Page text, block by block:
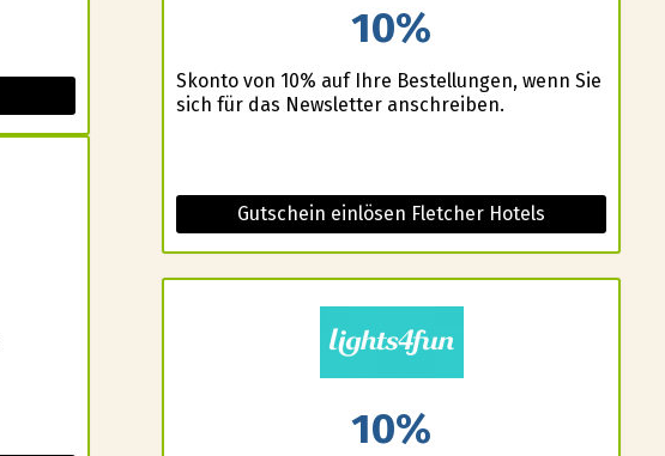
10%
Skonto von 10% auf Ihre Bestellungen, wenn Sie
sich für das Newsletter anschreiben.
Gutschein einlösen Fletcher Hotels
10%